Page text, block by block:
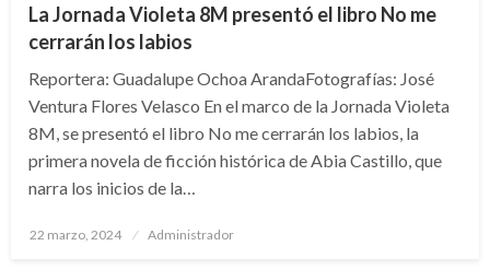
La Jornada Violeta 8M presentó el libro No me
cerrarán los labios
Reportera: Guadalupe Ochoa ArandaFotografías: José
Ventura Flores Velasco En el marco de la Jornada Violeta
8M, se presentó el libro No me cerrarán los labios, la
primera novela de ficción histórica de Abia Castillo, que
narra los inicios de la…
Publicado
22 marzo, 2024 Administrador